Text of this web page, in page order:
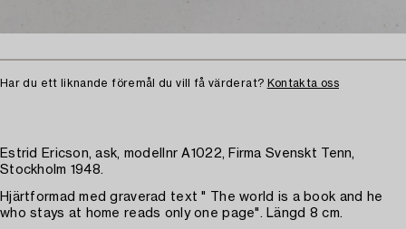
Har du ett liknande föremål du vill få värderat? Kontakta oss
Estrid Ericson, ask, modellnr A1022, Firma Svenskt Tenn,
Stockholm 1948.
Hjärtformad med graverad text " The world is a book and he
who stays at home reads only one page". Längd 8 cm.